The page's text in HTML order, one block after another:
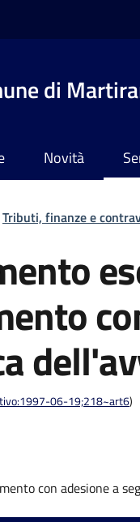
di
Novità
pane
Tributi, finanze e
06-19;218~art6)
con adesione a